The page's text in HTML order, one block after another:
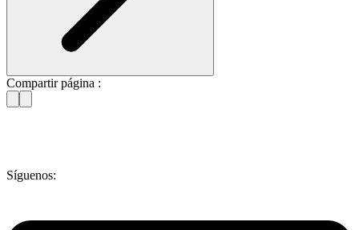
Compartir página :
Síguenos: